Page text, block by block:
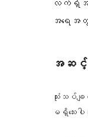
လက်ရှိအ
အရေအ
အဆင့်
သုံးသပ်ခ
မရှိသေးပါ